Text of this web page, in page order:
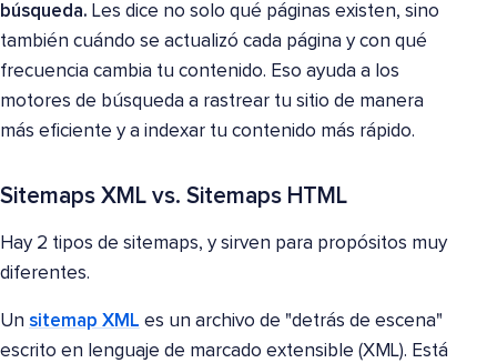
búsqueda. Les dice no solo qué páginas existen, sino
también cuándo se actualizó cada página y con qué
frecuencia cambia tu contenido. Eso ayuda a los
motores de búsqueda a rastrear tu sitio de manera
más eficiente y a indexar tu contenido más rápido.
Sitemaps XML vs. Sitemaps HTML
Hay 2 tipos de sitemaps, y sirven para propósitos muy
diferentes.
Un sitemap XML es un archivo de "detrás de escena"
escrito en lenguaje de marcado extensible (XML). Está